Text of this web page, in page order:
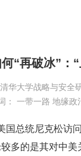
“再破冰”：
华大学战略与安全
： 一带一路 地缘政
国总统尼克松
多的是其对中